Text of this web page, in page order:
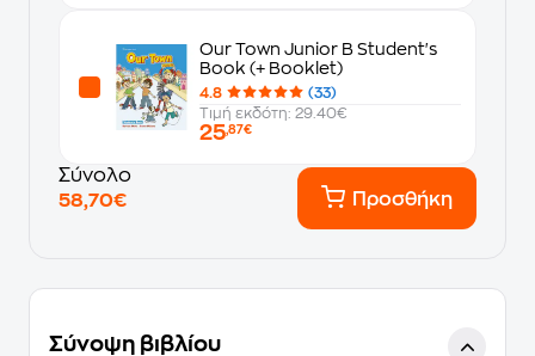
Our Town Junior B Student's
Book (+ Booklet)
4.8
(33)
Τιμή εκδότη: 29.40€
25,87€
Σύνολο
58,70€
Προσθήκη
Σύνοψη βιβλίου